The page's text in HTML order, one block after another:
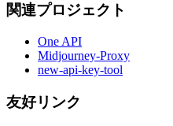
関連プロジェクト
One API
Midjourney-Proxy
new-api-key-tool
友好リンク